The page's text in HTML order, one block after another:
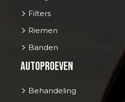
Filters
Riemen
Banden
Autoproeven
Behandeling